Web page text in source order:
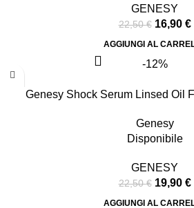
GENESY
22,50€ 16,90 €
AGGIUNGI AL
-12%
Genesy Shock Serum Linsed Oil
Genesy
Disponibile
GENESY
22,50€ 19,90 €
AGGIUNGI AL